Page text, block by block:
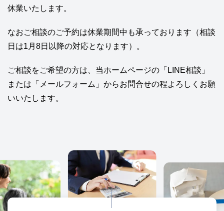
休業いたします。
なおご相談のご予約は休業期間中も承っております（相談
日は1月8日以降の対応となります）。
ご相談をご希望の方は、当ホームページの「LINE相談」
または「メールフォーム」からお問合せの程よろしくお願
いいたします。